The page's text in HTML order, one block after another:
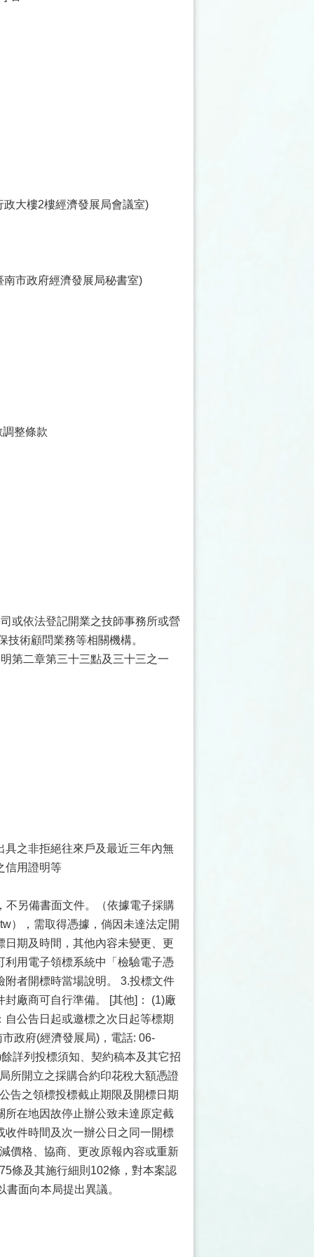
大樓2樓經濟發展局會議室)
市政府經濟發展局秘書室)
整條款
或依法登記開業之技師事務所或營
術顧問業務等相關機構。
第二章第三十三點及三十三之一
之非拒絕往來戶及最近三年內無
信用證明等
不另備書面文件。（依據電子採購
），需取得憑據，倘因未達法定開
期及時間，其他內容未變更、更
用電子領標系統中「檢驗電子憑
者開標時當場說明。 3.投標文件
廠商可自行準備。 [其他]： (1)廠
公告日起或邀標之次日起等標期
政府(經濟發展局)，電話: 06-
詳列投標須知、契約稿本及其它招
所開立之採購合約印花稅大額憑證
告之領標投標截止期限及開標日期
在地因故停止辦公致未達原定截
件時間及次一辦公日之同一開標
價格、協商、更改原報內容或重新
條及其施行細則102條，對本案認
面向本局提出異議。